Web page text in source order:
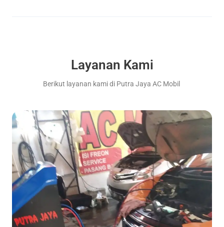
Layanan Kami
Berikut layanan kami di Putra Jaya AC Mobil